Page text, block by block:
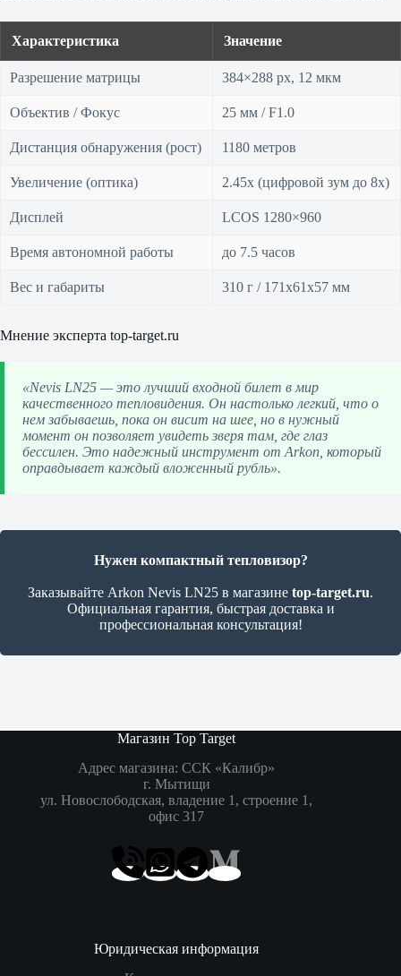
Характеристика Значение
Разрешение матрицы 384×288 px, 12 мкм
Объектив / Фокус 25 мм / F1.0
Дистанция обнаружения (рост) 1180 метров
Увеличение (оптика) 2.45x (цифровой зум до 8x)
Дисплей LCOS 1280×960
Время автономной работы до 7.5 часов
Вес и габариты 310 г / 171x61x57 мм
Мнение эксперта top-target.ru
«Nevis LN25 — это лучший входной билет в мир
качественного тепловидения. Он настолько легкий, что о
нем забываешь, пока он висит на шее, но в нужный
момент он позволяет увидеть зверя там, где глаз
бессилен. Это надежный инструмент от Arkon, который
оправдывает каждый вложенный рубль».
Нужен компактный тепловизор?
Заказывайте Arkon Nevis LN25 в магазине top-target.ru.
Официальная гарантия, быстрая доставка и
профессиональная консультация!
Магазин Top Target
Адрес магазина: ССК «Калибр»
г. Мытищи
ул. Новослободская, владение 1, строение 1,
офис 317
Юридическая информация